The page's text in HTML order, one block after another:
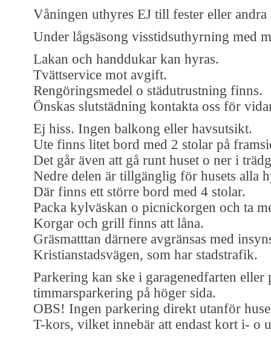
Våningen uthyres EJ till fester eller andra
Under lågsäsong visstidsuthyrning med
Lakan och handdukar kan hyras.
Tvättservice mot avgift.
Rengöringsmedel o städutrustning finns.
Önskas slutstädning kontakta oss för
Ej hiss. Ingen balkong eller havsutsikt.
Ute finns litet bord med 2 stolar på
Det går även att gå runt huset o ner i
Nedre delen är tillgänglig för husets alla
Där finns ett större bord med 4 stolar.
Packa kylväskan o picnickorgen och ta
Korgar och grill finns att låna.
Gräsmatttan därnere avgränsas med
Kristianstadsvägen, som har stadstrafik.
Parkering kan ske i garagenedfarten eller
timmarsparkering på höger sida.
OBS! Ingen parkering direkt utanför
T-kors, vilket innebär att endast kort i- o